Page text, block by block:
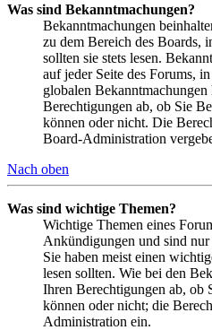
Was sind Bekanntmachungen?
Bekanntmachungen
zu dem Bereich des Boards,
sollten sie stets lesen.
auf jeder Seite des Forums,
globalen Bekanntmachungen
Berechtigungen ab, ob Sie
können oder nicht. Die
Board-Administration
Nach oben
Was sind wichtige Themen?
Wichtige Themen eines
Ankündigungen und sind nur
Sie haben meist einen
lesen sollten. Wie bei den
Ihren Berechtigungen ab, ob
können oder nicht; die
Administration ein.